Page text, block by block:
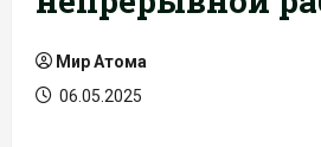
Мир Атома
06.05.2025